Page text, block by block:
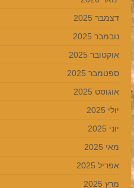
דצמבר 2025
נובמבר 2025
אוקטובר 2025
ספטמבר 2025
אוגוסט 2025
יולי 2025
יוני 2025
מאי 2025
אפריל 2025
מרץ 2025